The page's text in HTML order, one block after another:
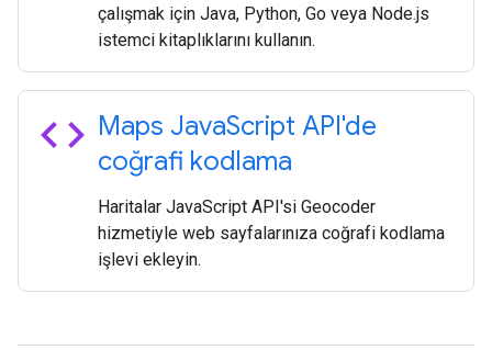
çalışmak için Java, Python, Go veya Node.js
istemci kitaplıklarını kullanın.
code Maps JavaScript API'de
coğrafi kodlama
Haritalar JavaScript API'si Geocoder
hizmetiyle web sayfalarınıza coğrafi kodlama
işlevi ekleyin.